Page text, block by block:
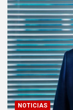
NOTICIAS